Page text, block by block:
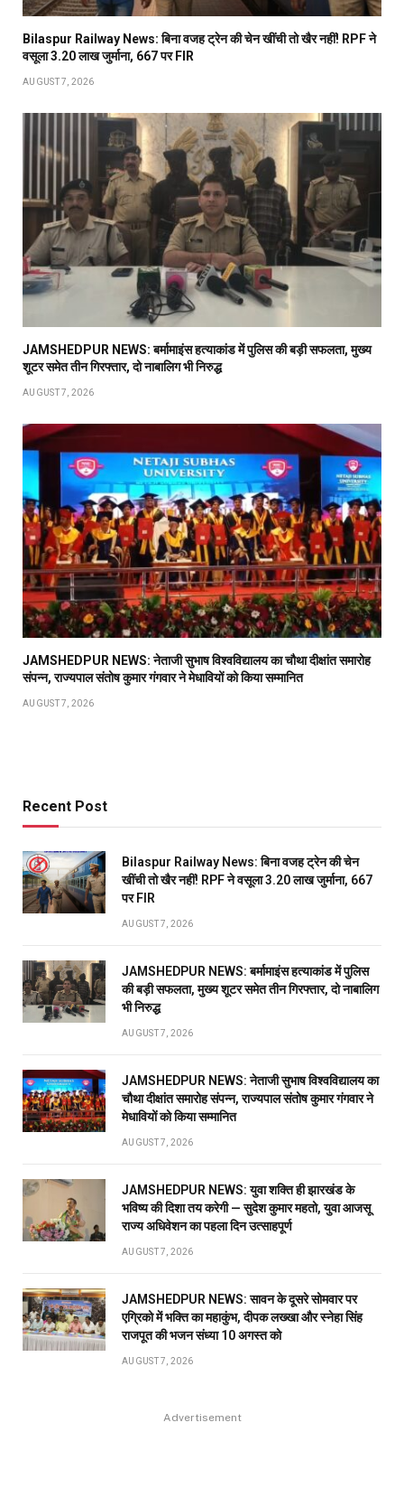
Bilaspur Railway News: बिना वजह ट्रेन की चेन खींची तो खैर नहीं! RPF ने
वसूला 3.20 लाख जुर्माना, 667 पर FIR
AUGUST 7, 2026
JAMSHEDPUR NEWS: बर्मामाइंस हत्याकांड में पुलिस की बड़ी सफलता, मुख्य
शूटर समेत तीन गिरफ्तार, दो नाबालिग भी निरुद्ध
AUGUST 7, 2026
JAMSHEDPUR NEWS: नेताजी सुभाष विश्वविद्यालय का चौथा दीक्षांत समारोह
संपन्न, राज्यपाल संतोष कुमार गंगवार ने मेधावियों को किया सम्मानित
AUGUST 7, 2026
Recent Post
Bilaspur Railway News: बिना वजह ट्रेन की चेन
खींची तो खैर नहीं! RPF ने वसूला 3.20 लाख जुर्माना, 667
पर FIR
AUGUST 7, 2026
JAMSHEDPUR NEWS: बर्मामाइंस हत्याकांड में पुलिस
की बड़ी सफलता, मुख्य शूटर समेत तीन गिरफ्तार, दो नाबालिग
भी निरुद्ध
AUGUST 7, 2026
JAMSHEDPUR NEWS: नेताजी सुभाष विश्वविद्यालय का
चौथा दीक्षांत समारोह संपन्न, राज्यपाल संतोष कुमार गंगवार ने
मेधावियों को किया सम्मानित
AUGUST 7, 2026
JAMSHEDPUR NEWS: युवा शक्ति ही झारखंड के
भविष्य की दिशा तय करेगी — सुदेश कुमार महतो, युवा आजसू
राज्य अधिवेशन का पहला दिन उत्साहपूर्ण
AUGUST 7, 2026
JAMSHEDPUR NEWS: सावन के दूसरे सोमवार पर
एग्रिको में भक्ति का महाकुंभ, दीपक लख्खा और स्नेहा सिंह
राजपूत की भजन संध्या 10 अगस्त को
AUGUST 7, 2026
Advertisement